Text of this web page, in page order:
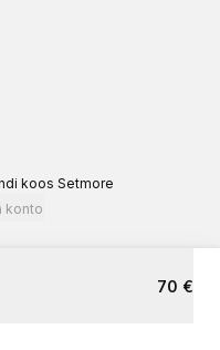
koos Setmore
konto
70 €